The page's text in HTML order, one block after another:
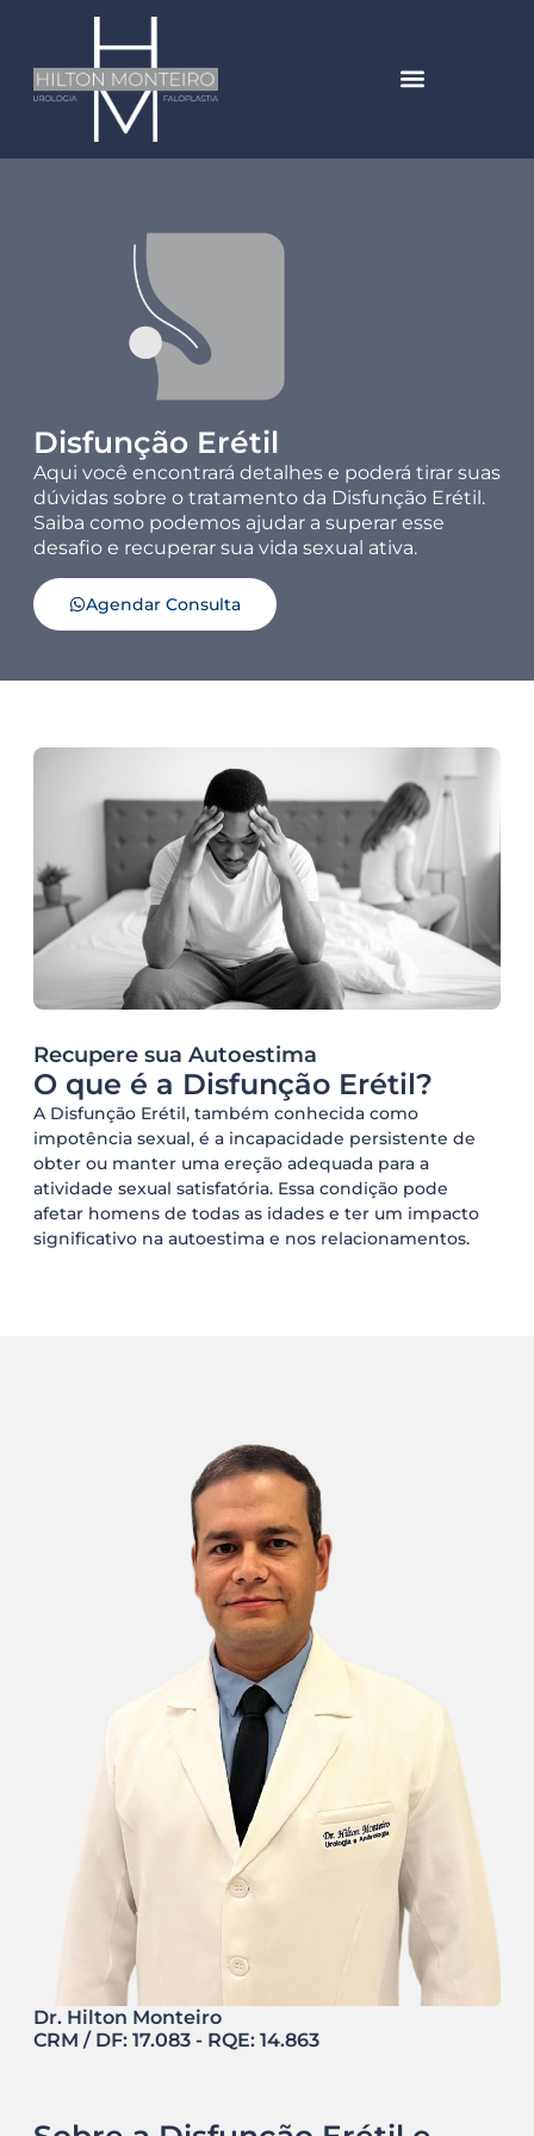
Disfunção Erétil
Aqui você encontrará detalhes e poderá tirar suas
dúvidas sobre o tratamento da Disfunção Erétil.
Saiba como podemos ajudar a superar esse
desafio e recuperar sua vida sexual ativa.
Agendar Consulta
Recupere sua Autoestima
O que é a Disfunção Erétil?
A Disfunção Erétil, também conhecida como
impotência sexual, é a incapacidade persistente de
obter ou manter uma ereção adequada para a
atividade sexual satisfatória. Essa condição pode
afetar homens de todas as idades e ter um impacto
significativo na autoestima e nos relacionamentos.
Dr. Hilton Monteiro
CRM / DF: 17.083 - RQE: 14.863